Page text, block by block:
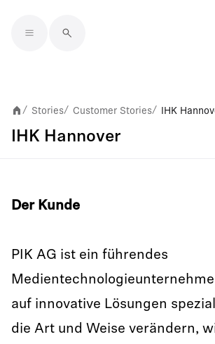
/ Stories/ Customer Stories/ IHK
IHK Hannover
Der Kunde
PIK AG ist ein führendes
auf innovative Lösungen
die Art und Weise verändern,